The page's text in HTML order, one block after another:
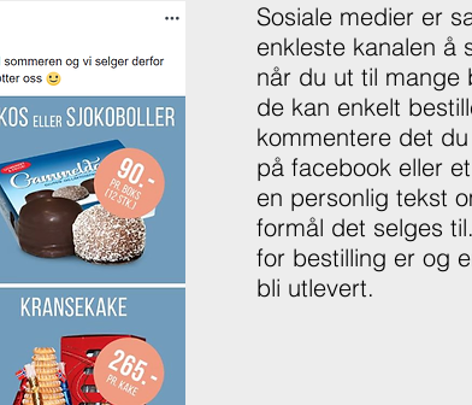
Sosiale medier er
enkleste kanalen å
når du ut til mange
de kan enkelt
kommentere det
på facebook eller
en personlig tekst
formål det selges
for bestilling er og
bli utlevert.